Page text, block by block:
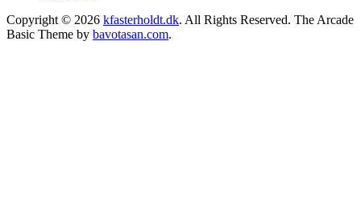
Copyright © 2026 kfasterholdt.dk. All Rights Reserved. The Arcade
Basic Theme by bavotasan.com.